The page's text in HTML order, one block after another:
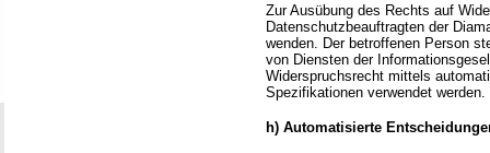
Zur Ausübung des Rechts auf
Datenschutzbeauftragten der
wenden. Der betroffenen Person
von Diensten der
Widerspruchsrecht mittels
Spezifikationen verwendet werden.
h) Automatisierte